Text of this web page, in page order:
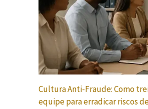
Cultura Anti-Fraude: Como
equipe para erradicar riscos